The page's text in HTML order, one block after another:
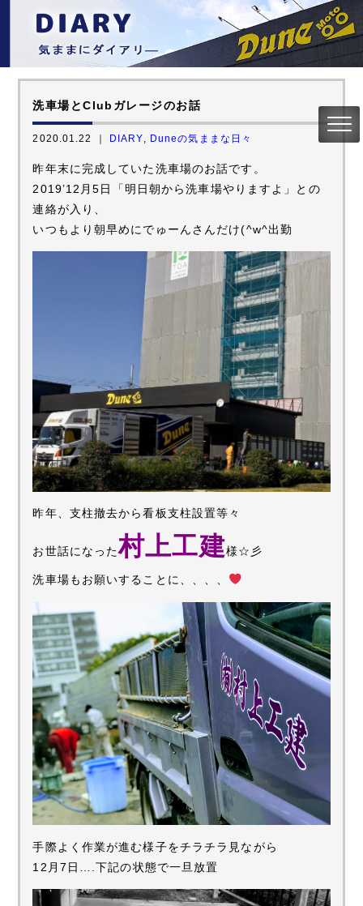
洗車場とClubガレージのお話
2020.01.22 ｜ DIARY Duneの気ままな日々
昨年末に完成していた洗車場のお話です。
2019’12月5日「明日朝から洗車場やりますよ」との
連絡が入り、
いつもより朝早めにでゅーんさんだけ(^w^出勤
昨年、支柱撤去から看板支柱設置等々
お世話になった村上工建様☆彡
洗車場もお願いすることに、、、、
手際よく作業が進む様子をチラチラ見ながら
12月7日….下記の状態で一旦放置